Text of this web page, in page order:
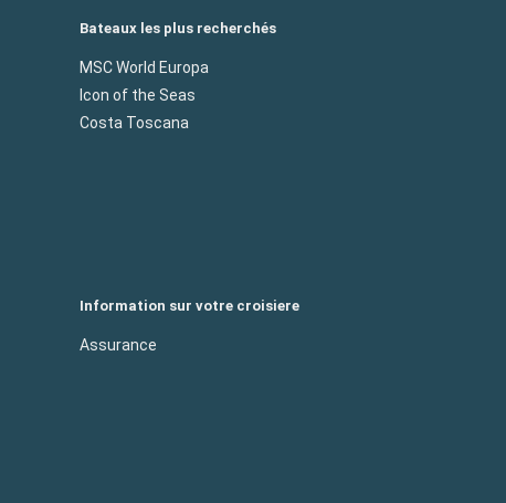
Bateaux les plus recherchés
MSC World Europa
Icon of the Seas
Costa Toscana
Information sur votre croisiere
Assurance